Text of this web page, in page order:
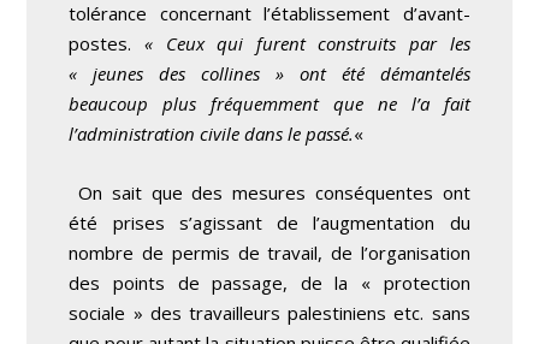
tolérance concernant l’établissement d’avant-
postes.« Ceux qui furent construits par les
« jeunes des collines » ont été démantelés
beaucoup plus fréquemment que ne l’a fait
l’administration civile dans le passé.«
On sait que des mesures conséquentes ont
été prises s’agissant de l’augmentation du
nombre de permis de travail, de l’organisation
des points de passage, de la « protection
sociale » des travailleurs palestiniens etc. sans